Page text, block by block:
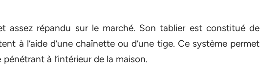
assez répandu sur le marché. Son tablier est constitué de
à l’aide d’une chaînette ou d’une tige. Ce système permet
pénétrant à l’intérieur de la maison.